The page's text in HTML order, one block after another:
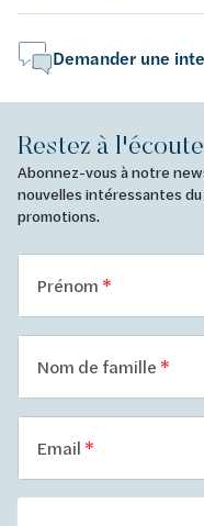
Demander une
Restez à l'écoute
Abonnez-vous à notre
nouvelles intéressantes
promotions.
Prénom
Nom de famille
Email